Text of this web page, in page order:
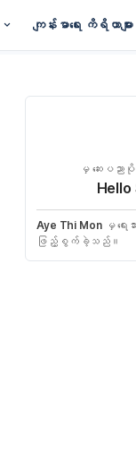
ကျန်းမာရေး ကိရိယာများ
မှ ဆေးပညာ
Hello
Aye Thi Monမှ ရေး
ဖြည့်စွက်ခဲ့သည်။